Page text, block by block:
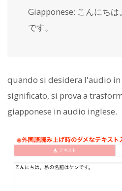
Giapponese: こんにち
です。
quando si desidera l'audio
significato, si prova a
giapponese in audio inglese.